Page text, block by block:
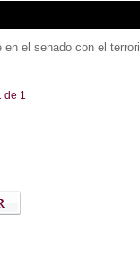
en el senado con el
de 1